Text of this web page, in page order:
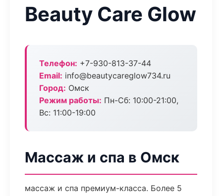
Beauty Care Glow
Телефон: +7-930-813-37-44
Email: info@beautycareglow734.ru
Город: Омск
Режим работы: Пн-Сб: 10:00-21:00,
Вс: 11:00-19:00
Массаж и спа в Омск
массаж и спа премиум-класса. Более 5